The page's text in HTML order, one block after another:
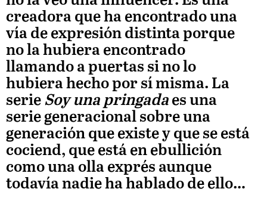
creadora que ha encontrado una
vía de expresión distinta porque
no la hubiera encontrado
llamando a puertas si no lo
hubiera hecho por sí misma. La
serie Soy una pringada es una
serie generacional sobre una
generación que existe y que se está
cociend, que está en ebullición
como una olla exprés aunque
todavía nadie ha hablado de ello…